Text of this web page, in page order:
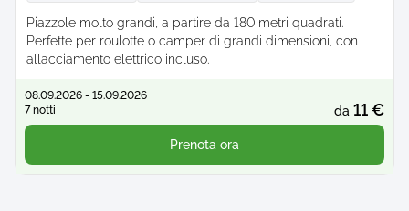
Piazzole molto grandi, a partire da 180 metri quadrati.
Perfette per roulotte o camper di grandi dimensioni, con
allacciamento elettrico incluso.
08.09.2026 - 15.09.2026
7 notti
da 11 €
Prenota ora